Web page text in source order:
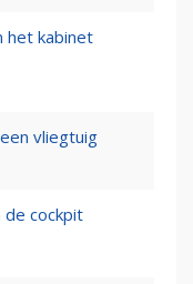
het kabinet
vliegtuig
de cockpit